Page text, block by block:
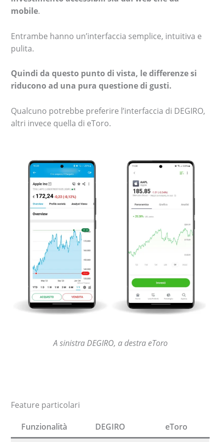
mobile.
Entrambe hanno un’interfaccia semplice, intuitiva e
pulita.
Quindi da questo punto di vista, le differenze si
riducono ad una pura questione di gusti.
Qualcuno potrebbe preferire l’interfaccia di DEGIRO,
altri invece quella di eToro.
A sinistra DEGIRO, a destra eToro
Feature particolari
Funzionalità
DEGIRO
eToro